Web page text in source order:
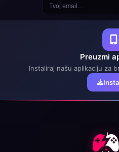
Preuzmi
Instaliraj našu aplikaciju za